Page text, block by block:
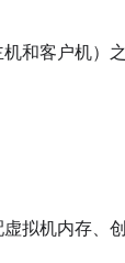
和客户机）
拟机内存、